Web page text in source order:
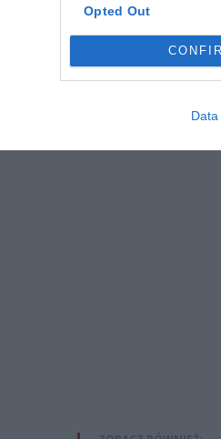
Opted Out
jednym pionie.
mieszkanie do którego
wchodząc oknem.
ostrzegam przed